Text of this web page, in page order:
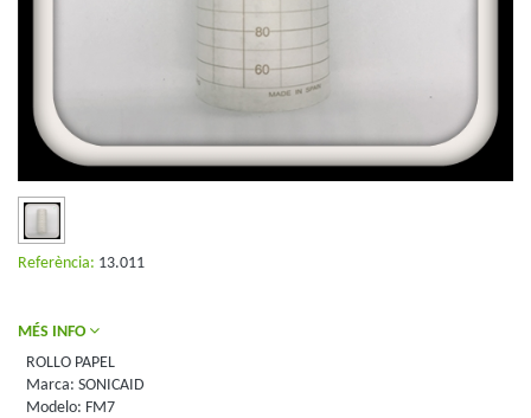
Referència: 13.011
MÉS INFO
ROLLO PAPEL
Marca: SONICAID
Modelo: FM7